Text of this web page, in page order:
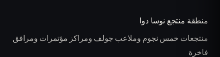
منطقة منتجع نوسا دوا
منتجعات خمس نجوم وملاعب جولف ومراكز مؤتمرات ومرافق
فاخرة